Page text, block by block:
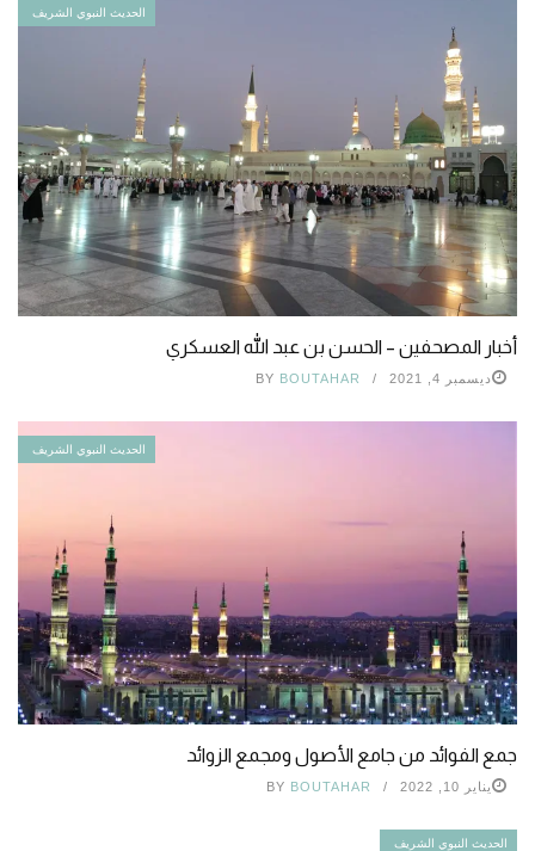
الحديث النبوي الشريف
أخبار المصحفين – الحسن بن عبد الله العسكري
ديسمبر 4, 2021 BY BOUTAHAR
الحديث النبوي الشريف
جمع الفوائد من جامع الأصول ومجمع الزوائد
يناير 10, 2022 BY BOUTAHAR
الحديث النبوي الشريف